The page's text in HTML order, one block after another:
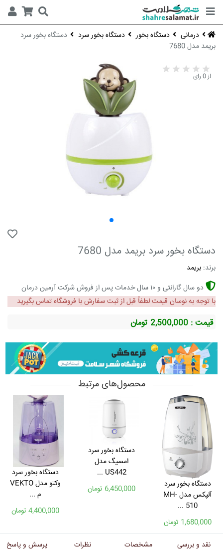
درمانی دستگاه بخور دستگاه بخور سرد
دستگاه بخور سرد
بریمد مدل 7680
از 0 رای
دستگاه بخور سرد بریمد مدل 7680
برند: بریمد
دو سال گارانتی و ۱۰ سال خدمات پس از فروش شرکت آرمین درمان
با توجه به نوسان قیمت لطفاً قبل از ثبت سفارش با فروشگاه تماس بگیرید
قیمت : 2,500,000 تومان
محصول‌های مرتبط
دستگاه بخور سرد
آلپکس مدل MH-
510 ...
1,680,000 تومان
دستگاه بخور سرد
امسیگ مدل
US442 ...
6,450,000 تومان
دستگاه بخور سرد
وکتو مدل VEKTO
م ...
4,400,000 تومان
نقد و بررسی مشخصات نظرات پرسش و پاسخ